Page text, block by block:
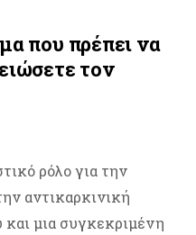
που πρέπει να
τον
ρόλο για την
αντικαρκινική
και μια συγκεκριμένη